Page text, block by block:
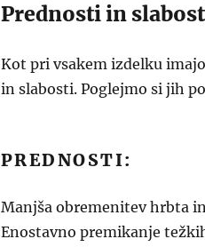
Prednosti in
Kot pri vsakem izdelku
in slabosti. Poglejmo si jih
PREDNOSTI:
Manjša obremenitev hrbta
Enostavno premikanje